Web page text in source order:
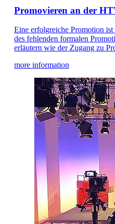
Promovieren an der
Eine erfolgreiche Promotion
des fehlenden formalen
erläutern wie der Zugang zu
more information